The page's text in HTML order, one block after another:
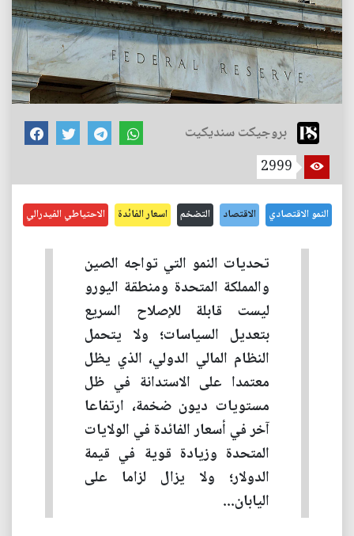
بروجيكت سنديكيت
2999
النمو الاقتصادي الاقتصاد التضخم اسعار الفائدة الاحتياطي الفيدرالي
تحديات النمو التي تواجه الصين
والمملكة المتحدة ومنطقة اليورو
ليست قابلة للإصلاح السريع
بتعديل السياسات؛ ولا يتحمل
النظام المالي الدولي، الذي يظل
معتمدا على الاستدانة في ظل
مستويات ديون ضخمة، ارتفاعا
آخر في أسعار الفائدة في الولايات
المتحدة وزيادة قوية في قيمة
الدولار؛ ولا يزال لزاما على
اليابان...